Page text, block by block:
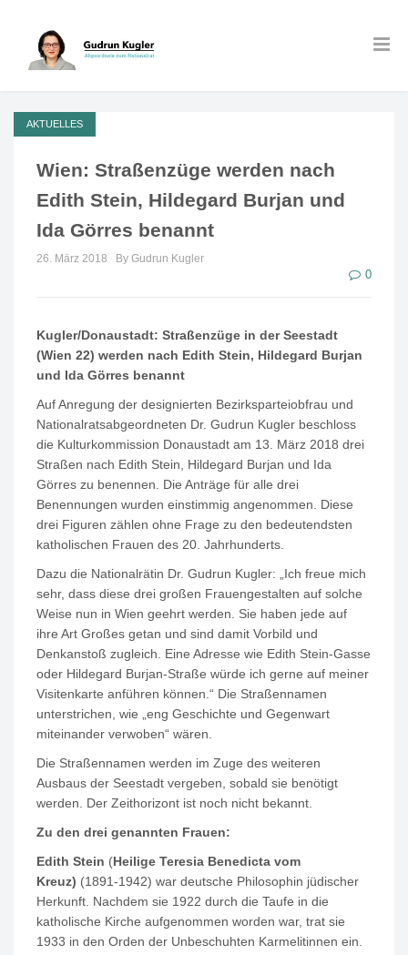
AKTUELLES
Wien: Straßenzüge werden nach
Edith Stein, Hildegard Burjan und
Ida Görres benannt
26. März 2018 By Gudrun Kugler
0
Kugler/Donaustadt: Straßenzüge in der Seestadt
(Wien 22) werden nach Edith Stein, Hildegard Burjan
und Ida Görres benannt
Auf Anregung der designierten Bezirksparteiobfrau und
Nationalratsabgeordneten Dr. Gudrun Kugler beschloss
die Kulturkommission Donaustadt am 13. März 2018 drei
Straßen nach Edith Stein, Hildegard Burjan und Ida
Görres zu benennen. Die Anträge für alle drei
Benennungen wurden einstimmig angenommen. Diese
drei Figuren zählen ohne Frage zu den bedeutendsten
katholischen Frauen des 20. Jahrhunderts.
Dazu die Nationalrätin Dr. Gudrun Kugler: „Ich freue mich
sehr, dass diese drei großen Frauengestalten auf solche
Weise nun in Wien geehrt werden. Sie haben jede auf
ihre Art Großes getan und sind damit Vorbild und
Denkanstoß zugleich. Eine Adresse wie Edith Stein-Gasse
oder Hildegard Burjan-Straße würde ich gerne auf meiner
Visitenkarte anführen können.“ Die Straßennamen
unterstrichen, wie „eng Geschichte und Gegenwart
miteinander verwoben“ wären.
Die Straßennamen werden im Zuge des weiteren
Ausbaus der Seestadt vergeben, sobald sie benötigt
werden. Der Zeithorizont ist noch nicht bekannt.
Zu den drei genannten Frauen:
Edith Stein (Heilige Teresia Benedicta vom
Kreuz) (1891-1942) war deutsche Philosophin jüdischer
Herkunft. Nachdem sie 1922 durch die Taufe in die
katholische Kirche aufgenommen worden war, trat sie
1933 in den Orden der Unbeschuhten Karmelitinnen ein.